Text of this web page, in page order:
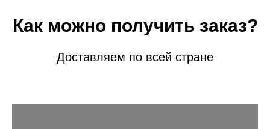
Как можно получить заказ?
Доставляем по всей стране